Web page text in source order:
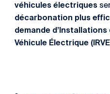
véhicules électriques
décarbonation plus
demande
Véhicule Électrique